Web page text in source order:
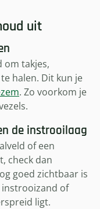
uit
om takjes,
halen. Dit kun je
. Zo voorkom je
de instrooilaag
of een
check dan
goed zichtbaar is
of
ligt.